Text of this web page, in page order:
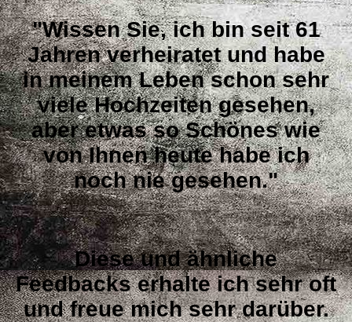
"Wissen Sie, ich bin seit 61
Jahren verheiratet und habe
in meinem Leben schon sehr
viele Hochzeiten gesehen,
aber etwas so Schönes wie
von Ihnen heute habe ich
noch nie gesehen."
Diese und ähnliche
Feedbacks erhalte ich sehr oft
und freue mich sehr darüber.